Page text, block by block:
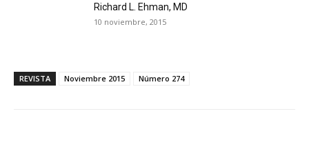
Richard L. Ehman, MD
10 noviembre, 2015
REVISTA Noviembre 2015 Número 274